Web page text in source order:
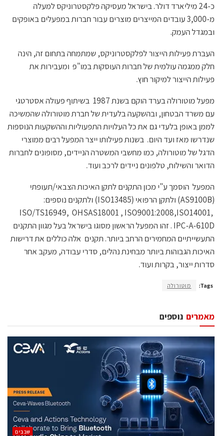
כ-24 מיליארד דולר. בישראל מעסיקה פלקסטרוניקס למעלה
מ-3,000 עובדים המייצרים מוצרים עבור חברות במפעלים באופקים
ובמגדל העמק.
העברת פעילות הייצור לפלקסטרוניקס, שמתמחה בתחום זה, הינה
חלק ממגמה עולמית של חברות העוסקות במו"פ ומעבירות את
פעילות הייצור למיקור חוץ.
מפעל מוטורולה בערד הוקם בשנת 1987 בשיתוף פעולה אסטרטגי
עם משרד הבטחון, ובהשקעה בלעדית של חברת מוטורולה שהמשיכה
לממן באופן בלעדי גם את כל העלויות התפעוליות וההשקעות הנוספות
שנדרשו מאז ועד היום. בשנות פעילותו ייצר המפעל רבים ממוצרי
הדגל של מוטורולה, כמו מחשבי המשטרה הניידים, מסופונים לחברות
הדואר והשילוח, טלפונים ניידים לרכב ועוד.
המפעל הוסמך ע"י מכון התקנים לתקן האיכות הצבאי/תעופתי
(AS9100B) ולתקן הרפואי (ISO13485) ולתקנים נוספים:
ISO/TS16949, OHSAS18001 , ISO9001:2008,ISO14001,
IPC-A-610D . זהו המפעל הראשון מסוגו בישראל בעל מגוון התקנים
התעשייתיים המחמירים הרחב ביותר. תקנים אלה כוללים את דרישות
האיכות הגבוהות ביותר מבחינת נהלים, סדרי עבודה, מעקב אחר
סדרות ייצור, בקרות ועוד.
Tags: מוטורולה
נוספים מאמרים
‫שבבים‬